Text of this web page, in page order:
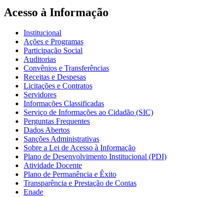
Acesso à Informação
Institucional
Ações e Programas
Participação Social
Auditorias
Convênios e Transferências
Receitas e Despesas
Licitações e Contratos
Servidores
Informações Classificadas
Serviço de Informações ao Cidadão (SIC)
Perguntas Frequentes
Dados Abertos
Sanções Administrativas
Sobre a Lei de Acesso à Informação
Plano de Desenvolvimento Institucional (PDI)
Atividade Docente
Plano de Permanência e Êxito
Transparência e Prestação de Contas
Enade